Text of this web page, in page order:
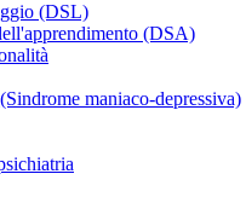
(DSL)
(DSA)
maniaco-depressiva)